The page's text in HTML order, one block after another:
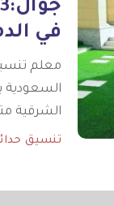
في
معلم
السعودية
الشرقية
تنسيق